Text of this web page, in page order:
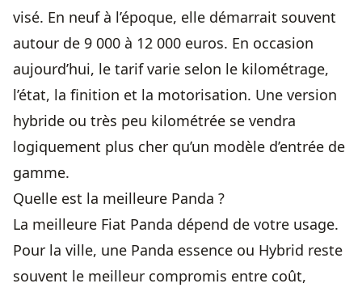
visé. En neuf à l’époque, elle démarrait souvent
autour de 9 000 à 12 000 euros. En occasion
aujourd’hui, le tarif varie selon le kilométrage,
l’état, la finition et la motorisation. Une version
hybride ou très peu kilométrée se vendra
logiquement plus cher qu’un modèle d’entrée de
gamme.
Quelle est la meilleure Panda ?
La meilleure Fiat Panda dépend de votre usage.
Pour la ville, une Panda essence ou Hybrid reste
souvent le meilleur compromis entre coût,